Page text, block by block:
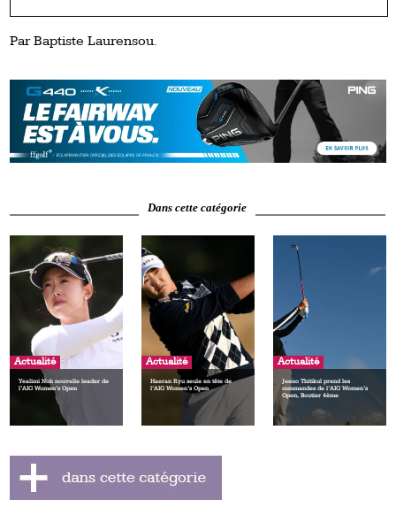
Par Baptiste Laurensou.
Dans cette catégorie
Actualité
Yealimi Noh nouvelle leader de
l’AIG Women’s Open
Actualité
Haeran Ryu seule en tête de
l’AIG Women’s Open
Actualité
Jeeno Thitikul prend les
commandes de l’AIG Women’s
Open, Boutier 4ème